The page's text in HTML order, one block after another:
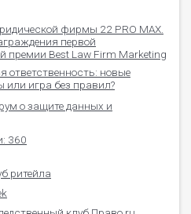
фирмы 22 PRO MAX.
первой
премии Best Law Firm Marketing
ответственность: новые
или игра без правил?
о защите данных и
360
ритейла